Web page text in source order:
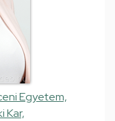
Egyetem,
Kar,